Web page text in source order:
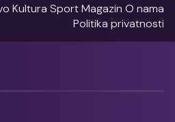
Kultura SportMagazin O nama
Politika privatnosti